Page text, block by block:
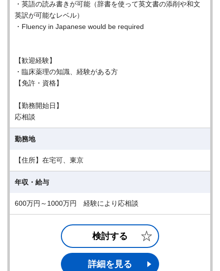
・英語の読み書きが可能（辞書を使って英文書の添削や和文
英訳が可能なレベル）
・Fluency in Japanese would be required
【歓迎経験】
・臨床薬理の知識、経験がある方
【免許・資格】
【勤務開始日】
応相談
勤務地
【住所】在宅可、東京
年収・給与
600万円～1000万円 経験により応相談
検討する
詳細を見る